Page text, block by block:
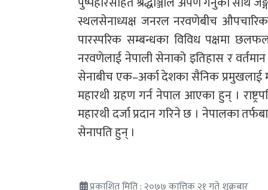
स्थलसेनाध्यक्ष जनरल नरवणेबीच
पारस्परिक सम्बन्धका विविध पक्षमा
नरवणेलाई नेपाली सेनाको इतिहास र
सेनाबीच एक–अर्का देशका सैनिक प्रमुखलाई
महारथी ग्रहण गर्न नेपाल आएका हुन् ।
महारथी दर्जा प्रदान गरिने छ । नेपालका
सेनापति हुन् ।
प्रकाशित मिति : २०७७ कात्तिक २१ गते शुक्रबार